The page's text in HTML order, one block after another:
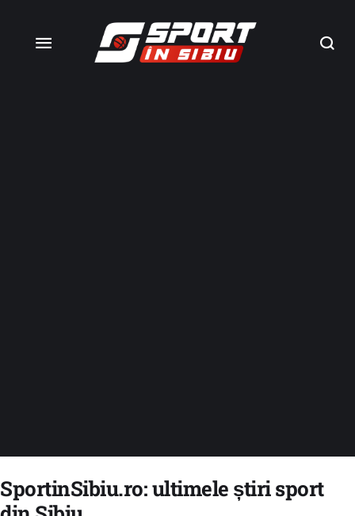
SportinSibiu.ro: ultimele știri sport